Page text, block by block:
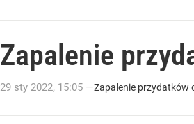
Zapalenie
29 sty 2022, 15:05 —Zapalenie przydatków